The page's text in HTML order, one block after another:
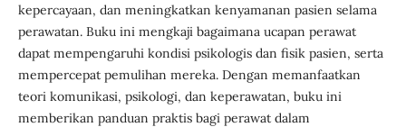
kepercayaan, dan meningkatkan kenyamanan pasien selama
perawatan. Buku ini mengkaji bagaimana ucapan perawat
dapat mempengaruhi kondisi psikologis dan fisik pasien, serta
mempercepat pemulihan mereka. Dengan memanfaatkan
teori komunikasi, psikologi, dan keperawatan, buku ini
memberikan panduan praktis bagi perawat dalam